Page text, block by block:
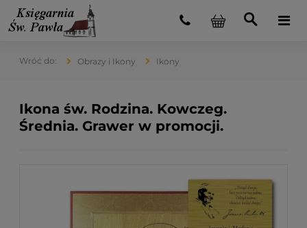
Obrazy i Ikony Ikony
Ikona św. Rodzina. Kowczeg.
Średnia. Grawer w promocji.